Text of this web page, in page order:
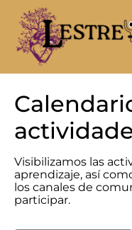
Visibilizamos las
aprendizaje, así
los canales de
participar.